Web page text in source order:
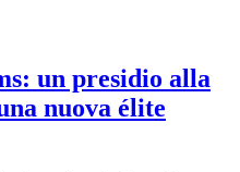
un presidio alla
nuova élite